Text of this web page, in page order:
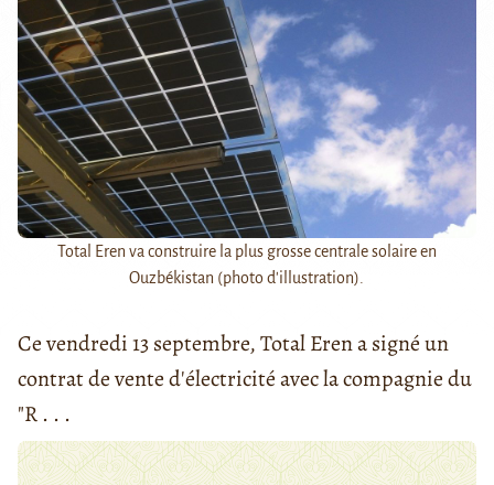
Total Eren va construire la plus grosse centrale solaire en
Ouzbékistan (photo d'illustration).
Ce vendredi 13 septembre, Total Eren a signé un
contrat de vente d'électricité avec la compagnie du
"R . . .